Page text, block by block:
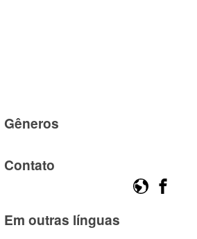
Gêneros
Contato
Em outras línguas